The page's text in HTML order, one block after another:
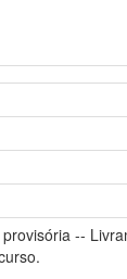
--